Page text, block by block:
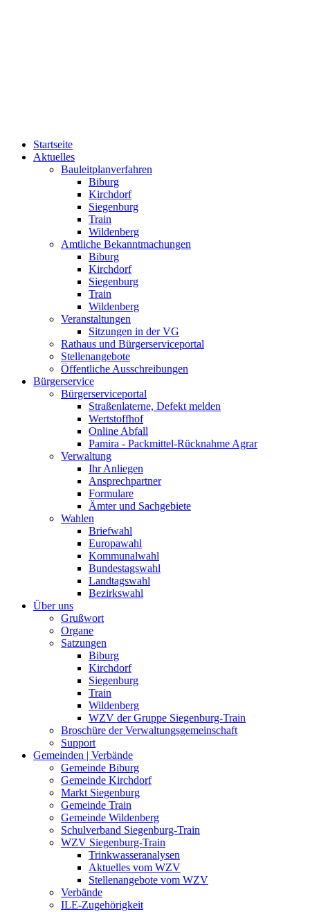
Startseite
Aktuelles
Bauleitplanverfahren
Biburg
Kirchdorf
Siegenburg
Train
Wildenberg
Amtliche Bekanntmachungen
Biburg
Kirchdorf
Siegenburg
Train
Wildenberg
Veranstaltungen
Sitzungen in der VG
Rathaus und Bürgerserviceportal
Stellenangebote
Öffentliche Ausschreibungen
Bürgerservice
Bürgerserviceportal
Straßenlaterne, Defekt melden
Wertstoffhof
Online Abfall
Pamira - Packmittel-Rücknahme Agrar
Verwaltung
Ihr Anliegen
Ansprechpartner
Formulare
Ämter und Sachgebiete
Wahlen
Briefwahl
Europawahl
Kommunalwahl
Bundestagswahl
Landtagswahl
Bezirkswahl
Über uns
Grußwort
Organe
Satzungen
Biburg
Kirchdorf
Siegenburg
Train
Wildenberg
WZV der Gruppe Siegenburg-Train
Broschüre der Verwaltungsgemeinschaft
Support
Gemeinden | Verbände
Gemeinde Biburg
Gemeinde Kirchdorf
Markt Siegenburg
Gemeinde Train
Gemeinde Wildenberg
Schulverband Siegenburg-Train
WZV Siegenburg-Train
Trinkwasseranalysen
Aktuelles vom WZV
Stellenangebote vom WZV
Verbände
ILE-Zugehörigkeit